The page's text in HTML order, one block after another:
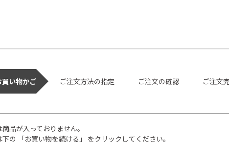
買い物かご ご注文方法の指定 ご注文の確認 ご注文
品が入っておりません。
の 「お買い物を続ける」 をクリックしてください。